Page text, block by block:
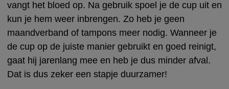
vangt het bloed op. Na gebruik spoel je de cup uit en
kun je hem weer inbrengen. Zo heb je geen
maandverband of tampons meer nodig. Wanneer je
de cup op de juiste manier gebruikt en goed reinigt,
gaat hij jarenlang mee en heb je dus minder afval.
Dat is dus zeker een stapje duurzamer!